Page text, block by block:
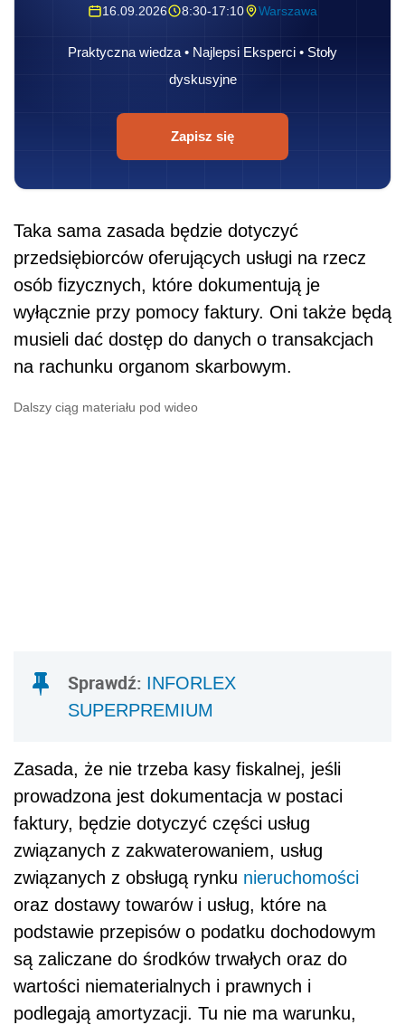
16.09.2026 8:30-17:10 Warszawa
Praktyczna wiedza • Najlepsi Eksperci • Stoły
dyskusyjne
Zapisz się
Taka sama zasada będzie dotyczyć
przedsiębiorców oferujących usługi na rzecz
osób fizycznych, które dokumentują je
wyłącznie przy pomocy faktury. Oni także będą
musieli dać dostęp do danych o transakcjach
na rachunku organom skarbowym.
Dalszy ciąg materiału pod wideo
Sprawdź: INFORLEX
SUPERPREMIUM
Zasada, że nie trzeba kasy fiskalnej, jeśli
prowadzona jest dokumentacja w postaci
faktury, będzie dotyczyć części usług
związanych z zakwaterowaniem, usług
związanych z obsługą rynku nieruchomości
oraz dostawy towarów i usług, które na
podstawie przepisów o podatku dochodowym
są zaliczane do środków trwałych oraz do
wartości niematerialnych i prawnych i
podlegają amortyzacji. Tu nie ma warunku,